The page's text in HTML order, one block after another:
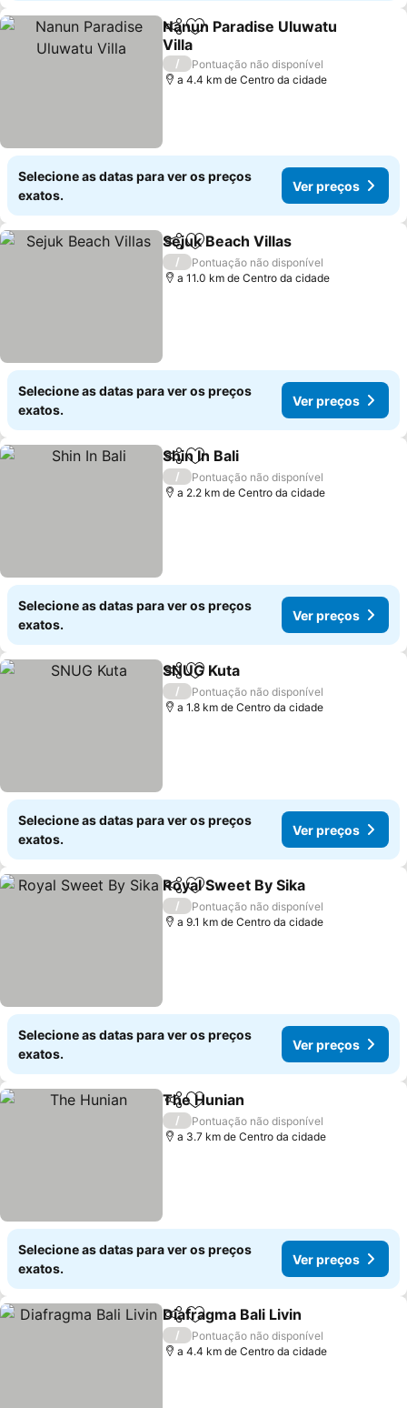
PartilharAdicionar aos favoritos
Nanun Paradise Uluwatu
Villa
/
Pontuação não disponível
a 4.4 km de Centro da cidade
Selecione as datas para ver os preços
exatos.
Ver preços
PartilharAdicionar aos favoritos
Sejuk Beach Villas
/
Pontuação não disponível
a 11.0 km de Centro da cidade
Selecione as datas para ver os preços
exatos.
Ver preços
PartilharAdicionar aos favoritos
Shin In Bali
/
Pontuação não disponível
a 2.2 km de Centro da cidade
Selecione as datas para ver os preços
exatos.
Ver preços
PartilharAdicionar aos favoritos
SNUG Kuta
/
Pontuação não disponível
a 1.8 km de Centro da cidade
Selecione as datas para ver os preços
exatos.
Ver preços
PartilharAdicionar aos favoritos
Royal Sweet By Sika
/
Pontuação não disponível
a 9.1 km de Centro da cidade
Selecione as datas para ver os preços
exatos.
Ver preços
PartilharAdicionar aos favoritos
The Hunian
/
Pontuação não disponível
a 3.7 km de Centro da cidade
Selecione as datas para ver os preços
exatos.
Ver preços
PartilharAdicionar aos favoritos
Diafragma Bali Livin
/
Pontuação não disponível
a 4.4 km de Centro da cidade